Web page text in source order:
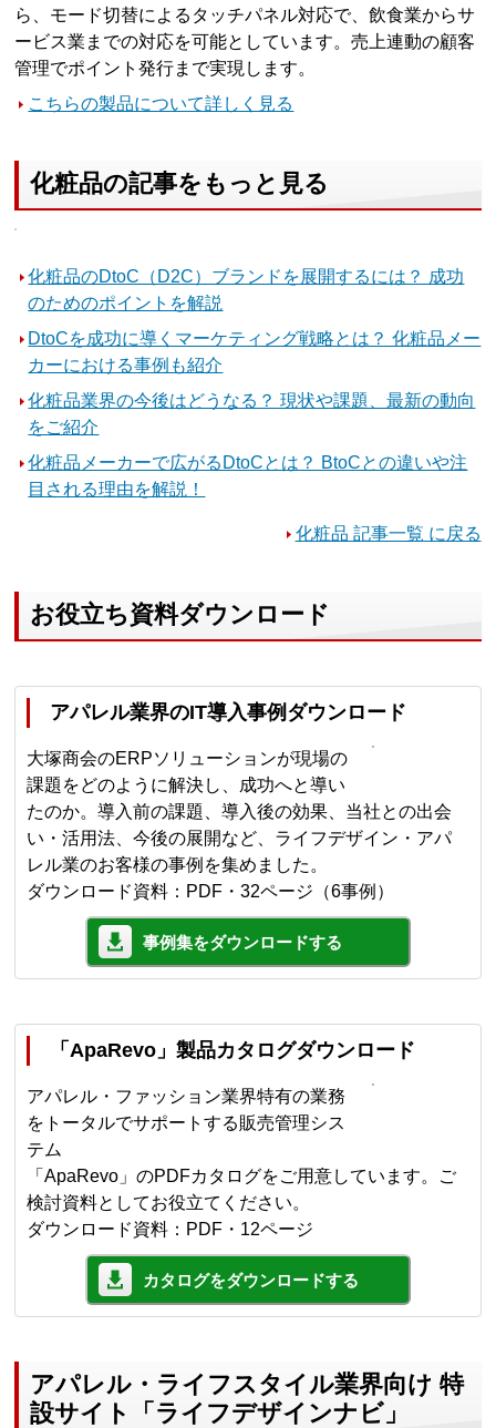
ら、モード切替によるタッチパネル対応で、飲食業からサ
ービス業までの対応を可能としています。売上連動の顧客
管理でポイント発行まで実現します。
こちらの製品について詳しく見る
化粧品の記事をもっと見る
化粧品のDtoC（D2C）ブランドを展開するには？ 成功
のためのポイントを解説
DtoCを成功に導くマーケティング戦略とは？ 化粧品メー
カーにおける事例も紹介
化粧品業界の今後はどうなる？ 現状や課題、最新の動向
をご紹介
化粧品メーカーで広がるDtoCとは？ BtoCとの違いや注
目される理由を解説！
化粧品 記事一覧 に戻る
お役立ち資料ダウンロード
アパレル業界のIT導入事例ダウンロード
大塚商会のERPソリューションが現場の
課題をどのように解決し、成功へと導い
たのか。導入前の課題、導入後の効果、当社との出会
い・活用法、今後の展開など、ライフデザイン・アパ
レル業のお客様の事例を集めました。
ダウンロード資料：PDF・32ページ（6事例）
事例集をダウンロードする
「ApaRevo」製品カタログダウンロード
アパレル・ファッション業界特有の業務
をトータルでサポートする販売管理シス
テム
「ApaRevo」のPDFカタログをご用意しています。ご
検討資料としてお役立てください。
ダウンロード資料：PDF・12ページ
カタログをダウンロードする
アパレル・ライフスタイル業界向け 特
設サイト「ライフデザインナビ」